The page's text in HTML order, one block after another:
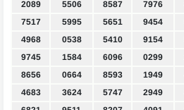
2089
5506 8587 7976
7517
5995 5651 9454
4968
0538 5410 9154
9745
1584 6096 0299
8656
0664 8593 1949
4683
3624 5747 2949